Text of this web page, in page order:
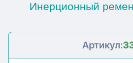
Инерционный
Артикул: